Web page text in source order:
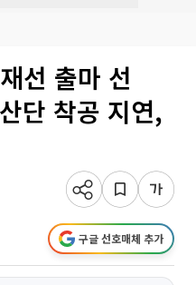
선 출마 선
단 착공 지연,
구글 선호매체 추가